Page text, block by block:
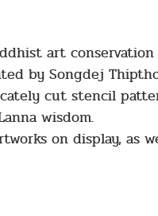
art
by Songdej
cut stencil
wisdom.
on display, as